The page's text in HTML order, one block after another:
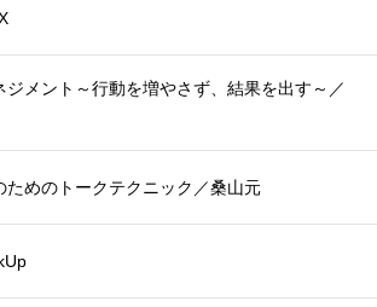
ジメント～行動を増やさず、結果を出す～／
ためのトークテクニック／桑山元